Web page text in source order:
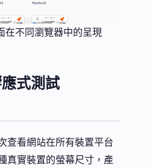
在不同瀏覽器中的呈現
式測試
查看網站在所有裝置平台
真實裝置的螢幕尺寸，產